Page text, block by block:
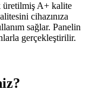
üretilmiş A+ kalite
cihazınıza
sağlar. Panelin
gerçekleştirilir.